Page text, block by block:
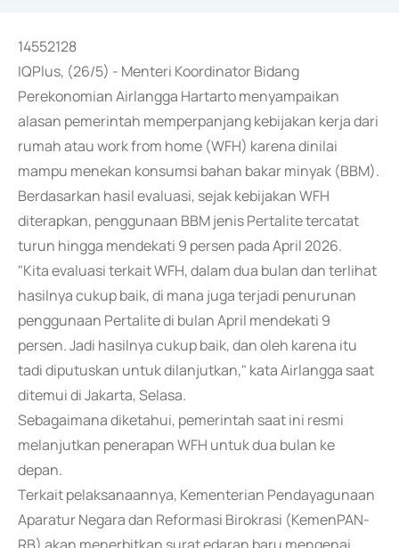
14552128
IQPlus, (26/5) - Menteri Koordinator Bidang
Perekonomian Airlangga Hartarto menyampaikan
alasan pemerintah memperpanjang kebijakan kerja dari
rumah atau work from home (WFH) karena dinilai
mampu menekan konsumsi bahan bakar minyak (BBM).
Berdasarkan hasil evaluasi, sejak kebijakan WFH
diterapkan, penggunaan BBM jenis Pertalite tercatat
turun hingga mendekati 9 persen pada April 2026.
"Kita evaluasi terkait WFH, dalam dua bulan dan terlihat
hasilnya cukup baik, di mana juga terjadi penurunan
penggunaan Pertalite di bulan April mendekati 9
persen. Jadi hasilnya cukup baik, dan oleh karena itu
tadi diputuskan untuk dilanjutkan," kata Airlangga saat
ditemui di Jakarta, Selasa.
Sebagaimana diketahui, pemerintah saat ini resmi
melanjutkan penerapan WFH untuk dua bulan ke
depan.
Terkait pelaksanaannya, Kementerian Pendayagunaan
Aparatur Negara dan Reformasi Birokrasi (KemenPAN-